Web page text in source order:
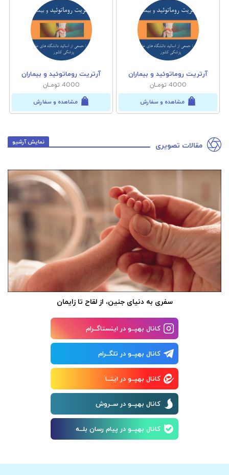
آرتریت روماتوئید و بیماران
مشاهده و سفارش
آرتریت روماتوئید و بیماران
مشاهده و سفارش
مقالات تصویری نمایش آرشیو
سفری به دنیای جنین، از لقاح تا زایمان
کانال بهپــو در اینستاگــرام
کانال بهپــو در تلگــرام
کانال بهپــو در ایتــا
کانال بهپــو در ســروش
کانال بهپــو در پیام رسان بلــه